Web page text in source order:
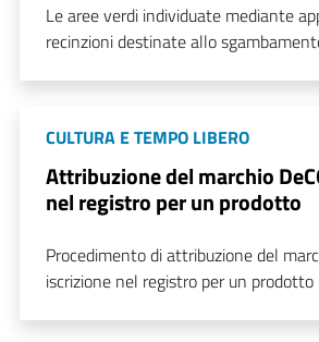
Le aree verdi individuate mediante
recinzioni destinate allo
CULTURA E TEMPO LIBERO
Attribuzione del marchio
nel registro per un prodotto
Procedimento di attribuzione del
iscrizione nel registro per un prodotto